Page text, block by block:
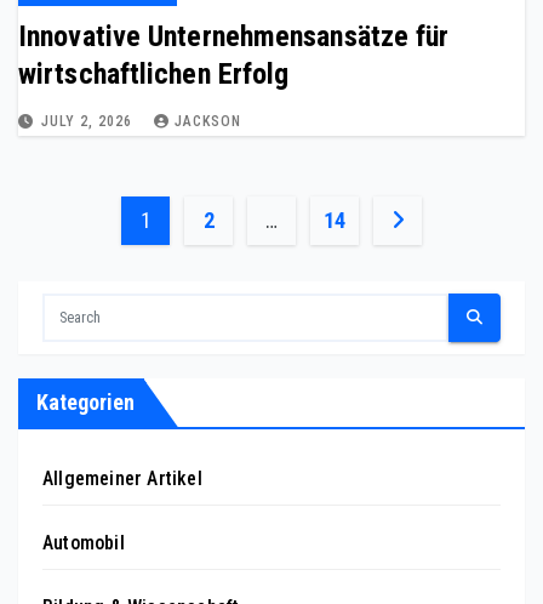
Innovative Unternehmensansätze für
wirtschaftlichen Erfolg
JULY 2, 2026 JACKSON
Posts
1 2 … 14
Kategorien
Allgemeiner Artikel
Automobil